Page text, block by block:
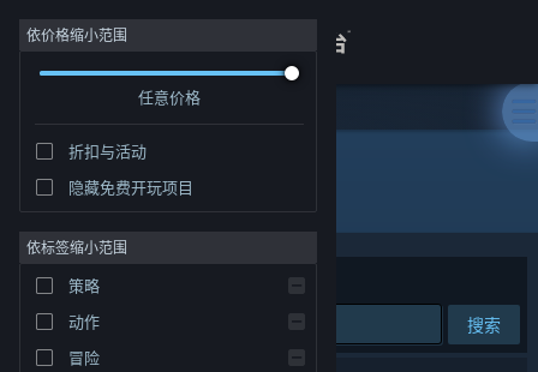
登录
关于
客服
依价格缩小范围
任意价格
折扣与活动
隐藏免费开玩项目
依标签缩小范围
策略
动作
冒险
开发者: Unknown Worlds Entertainment
排序依据 相关性
搜索